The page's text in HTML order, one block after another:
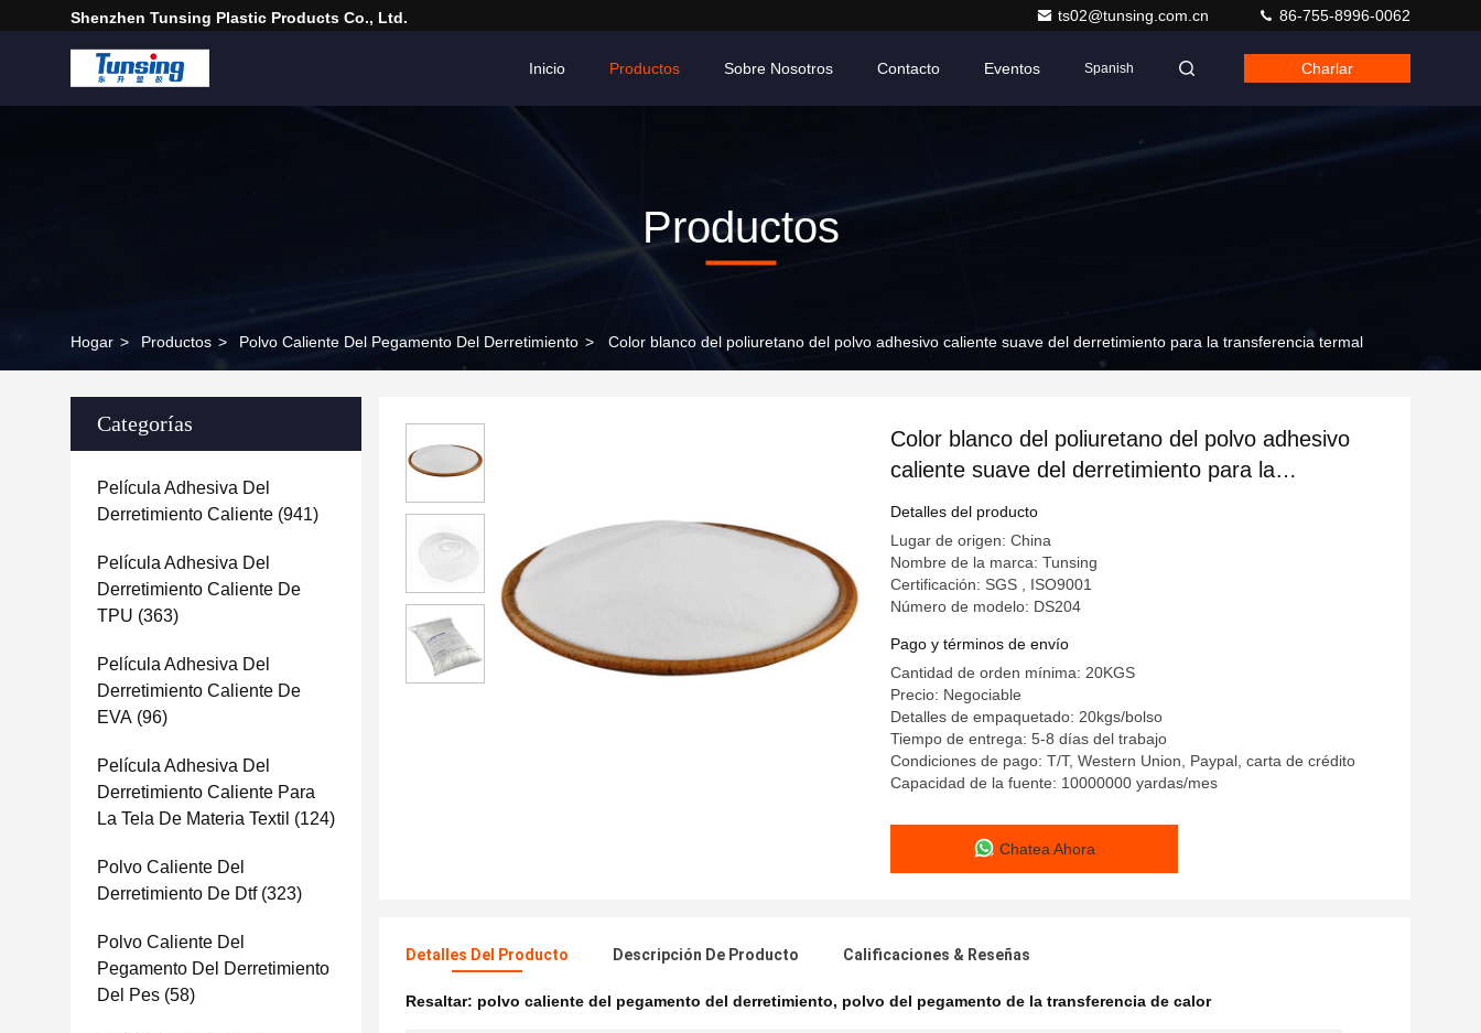
Shenzhen Tunsing Plastic Products Co., Ltd. ts02@tunsing.com.cn 86-755-8996-0062
Inicio Productos Sobre Nosotros Contacto Eventos Spanish Charlar
Productos
Hogar > Productos > Polvo Caliente Del Pegamento Del Derretimiento > Color blanco del poliuretano del polvo adhesivo caliente suave del derretimiento para la transferencia termal
Categorías
Película Adhesiva Del
Derretimiento Caliente (941)
Película Adhesiva Del
Derretimiento Caliente De
TPU (363)
Película Adhesiva Del
Derretimiento Caliente De
EVA (96)
Película Adhesiva Del
Derretimiento Caliente Para
La Tela De Materia Textil (124)
Polvo Caliente Del
Derretimiento De Dtf(323)
Polvo Caliente Del
Pegamento Del Derretimiento
Del Pes (58)
Color blanco del poliuretano del polvo adhesivo
caliente suave del derretimiento para la
transferencia termal
Detalles del producto
Lugar de origen: China
Nombre de la marca: Tunsing
Certificación: SGS , ISO9001
Número de modelo: DS204
Pago y términos de envío
Cantidad de orden mínima: 20KGS
Precio: Negociable
Detalles de empaquetado: 20kgs/bolso
Tiempo de entrega: 5-8 días del trabajo
Condiciones de pago: T/T, Western Union, Paypal, carta de crédito
Capacidad de la fuente: 10000000 yardas/mes
Chatea Ahora
Detalles Del Producto Descripción De Producto Calificaciones & Reseñas
Resaltar: polvo caliente del pegamento del derretimiento, polvo del pegamento de la transferencia de calor